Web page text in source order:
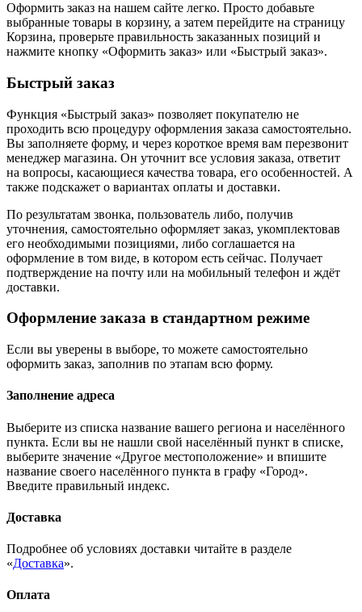
Оформить заказ на нашем сайте легко. Просто добавьте
выбранные товары в корзину, а затем перейдите на страницу
Корзина, проверьте правильность заказанных позиций и
нажмите кнопку «Оформить заказ» или «Быстрый заказ».
Быстрый заказ
Функция «Быстрый заказ» позволяет покупателю не
проходить всю процедуру оформления заказа самостоятельно.
Вы заполняете форму, и через короткое время вам перезвонит
менеджер магазина. Он уточнит все условия заказа, ответит
на вопросы, касающиеся качества товара, его особенностей. А
также подскажет о вариантах оплаты и доставки.
По результатам звонка, пользователь либо, получив
уточнения, самостоятельно оформляет заказ, укомплектовав
его необходимыми позициями, либо соглашается на
оформление в том виде, в котором есть сейчас. Получает
подтверждение на почту или на мобильный телефон и ждёт
доставки.
Оформление заказа в стандартном режиме
Если вы уверены в выборе, то можете самостоятельно
оформить заказ, заполнив по этапам всю форму.
Заполнение адреса
Выберите из списка название вашего региона и населённого
пункта. Если вы не нашли свой населённый пункт в списке,
выберите значение «Другое местоположение» и впишите
название своего населённого пункта в графу «Город».
Введите правильный индекс.
Доставка
Подробнее об условиях доставки читайте в разделе
«Доставка».
Оплата